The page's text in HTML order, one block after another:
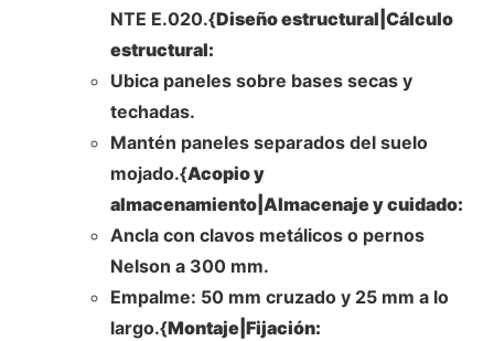
NTE E.020.{Diseño estructural|Cálculo
estructural:
Ubica paneles sobre bases secas y
techadas.
Mantén paneles separados del suelo
mojado.{Acopio y
almacenamiento|Almacenaje y cuidado:
Ancla con clavos metálicos o pernos
Nelson a 300 mm.
Empalme: 50 mm cruzado y 25 mm a lo
largo.{Montaje|Fijación: